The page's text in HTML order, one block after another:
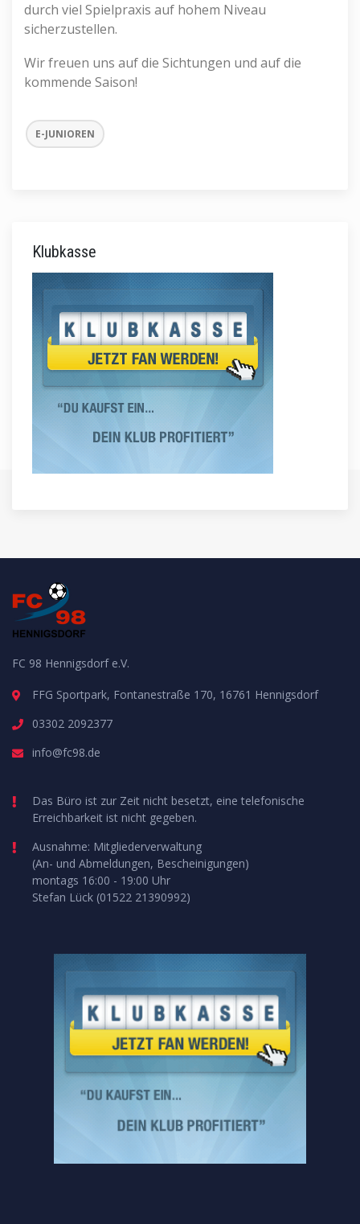
durch viel Spielpraxis auf hohem Niveau
sicherzustellen.
Wir freuen uns auf die Sichtungen und auf die
kommende Saison!
E-JUNIOREN
Klubkasse
FC 98 Hennigsdorf e.V.
FFG Sportpark, Fontanestraße 170, 16761 Hennigsdorf
03302 2092377
info@fc98.de
Das Büro ist zur Zeit nicht besetzt, eine telefonische
Erreichbarkeit ist nicht gegeben.
Ausnahme: Mitgliederverwaltung
(An- und Abmeldungen, Bescheinigungen)
montags 16:00 - 19:00 Uhr
Stefan Lück (01522 21390992)